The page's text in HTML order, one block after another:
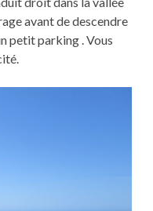
avant de descendre
petit parking . Vous